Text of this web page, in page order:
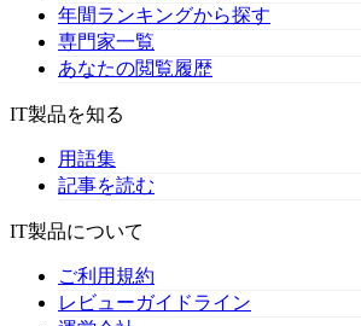
年間ランキングから探す
専門家一覧
あなたの閲覧履歴
IT製品を知る
用語集
記事を読む
IT製品について
ご利用規約
レビューガイドライン